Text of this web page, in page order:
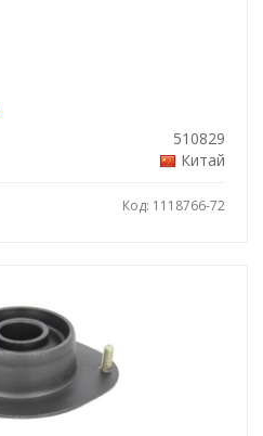
510829
Китай
Код: 1118766-72